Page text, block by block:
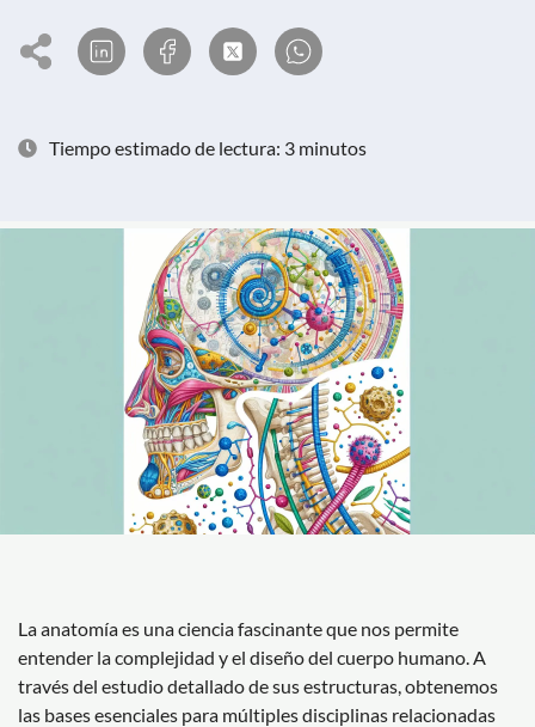
Tiempo estimado de lectura: 3 minutos
La anatomía es una ciencia fascinante que nos permite
entender la complejidad y el diseño del cuerpo humano. A
través del estudio detallado de sus estructuras, obtenemos
las bases esenciales para múltiples disciplinas relacionadas